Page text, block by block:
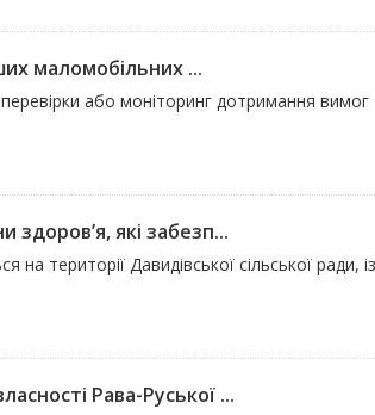
маломобільних ...
перевірки або моніторинг дотримання вимог
які забезп...
території Давидівської сільської ради, із
Рава-Руської ...